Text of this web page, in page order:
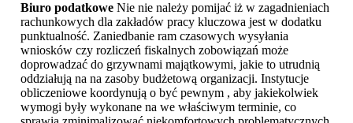
Biuro podatkowe Nie nie należy pomijać iż w zagadnieniach
rachunkowych dla zakładów pracy kluczowa jest w dodatku
punktualność. Zaniedbanie ram czasowych wysyłania
wniosków czy rozliczeń fiskalnych zobowiązań może
doprowadzać do grzywnami majątkowymi, jakie to utrudnią
oddziałują na na zasoby budżetową organizacji. Instytucje
obliczeniowe koordynują o być pewnym , aby jakiekolwiek
wymogi były wykonane na we właściwym terminie, co